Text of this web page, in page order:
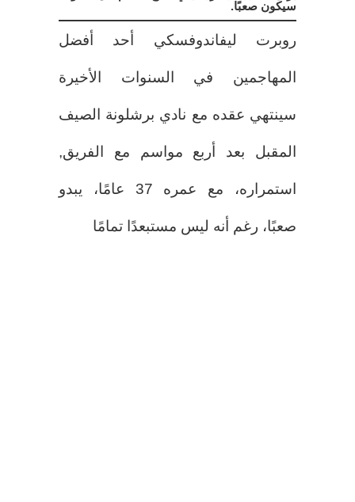
سيكون صعبًا.
روبرت ليفاندوفسكي أحد أفضل
المهاجمين في السنوات الأخيرة
سينتهي عقده مع نادي برشلونة الصيف
المقبل بعد أربع مواسم مع الفريق,
استمراره، مع عمره 37 عامًا، يبدو
صعبًا، رغم أنه ليس مستبعدًا تمامًا